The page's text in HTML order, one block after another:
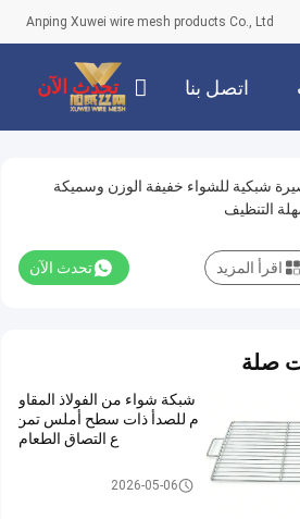
Anping Xuwei wire mesh products Co., Ltd
اتصل بنا تحدث الآن
شبكية للشواء خفيفة الوزن وسميكة
التنظيف
تحدث الآن اقرأ المزيد
صلة
شبكة شواء من الفولاذ المقاو
م للصدأ ذات سطح أملس تمن
ع التصاق الطعام
شبكة شواء من الفولاذ المقاوم لل
2026-05-06